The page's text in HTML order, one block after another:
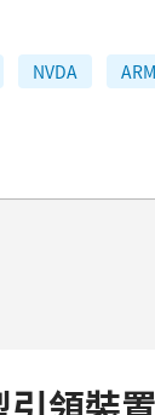
NVDA ARM